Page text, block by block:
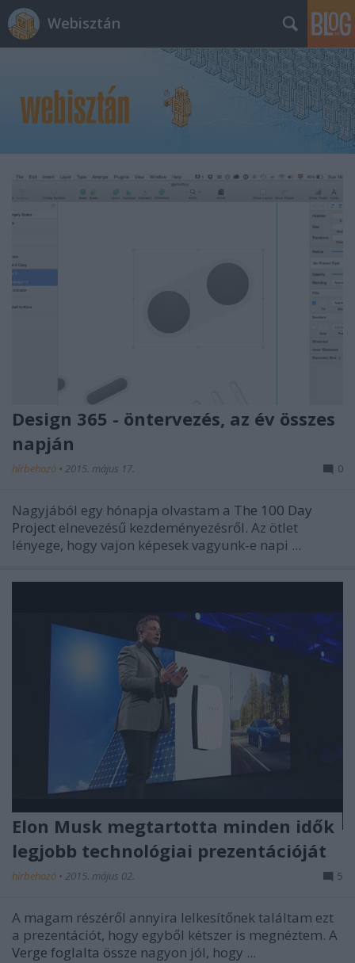
Webisztán
Design 365 - öntervezés, az év összes
napján
hírbehozó • 2015. május 17. 0
Nagyjából egy hónapja olvastam a The 100 Day
Project elnevezésű kezdeményezésről. Az ötlet
lényege, hogy vajon képesek vagyunk-e napi ...
Elon Musk megtartotta minden idők
legjobb technológiai prezentációját
hírbehozó • 2015. május 02. 5
A magam részéről annyira lelkesítőnek találtam ezt
a prezentációt, hogy egyből kétszer is megnéztem. A
Verge foglalta össze nagyon jól, hogy ...